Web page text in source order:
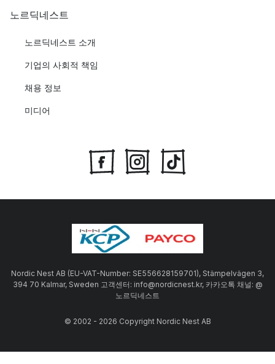
노르딕네스트
노르딕네스트 소개
기업의 사회적 책임
채용 정보
미디어
Nordic Nest AB (EU-VAT-Number: SE556628159701), Stämpelvägen 3,
394 70 Kalmar, Sweden 고객센터: info@nordicnest.kr, 카카오톡 채널: @
노르딕네스트
© 2002 - 2026 Copyright Nordic Nest AB